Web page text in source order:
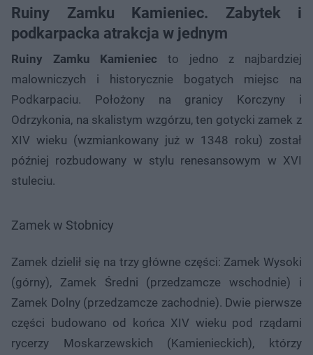
Ruiny Zamku Kamieniec. Zabytek i
podkarpacka atrakcja w jednym
Ruiny Zamku Kamieniec to jedno z najbardziej
malowniczych i historycznie bogatych miejsc na
Podkarpaciu. Położony na granicy Korczyny i
Odrzykonia, na skalistym wzgórzu, ten gotycki zamek z
XIV wieku (wzmiankowany już w 1348 roku) został
później rozbudowany w stylu renesansowym w XVI
stuleciu.
Zamek w Stobnicy
Zamek dzielił się na trzy główne części: Zamek Wysoki
(górny), Zamek Średni (przedzamcze wschodnie) i
Zamek Dolny (przedzamcze zachodnie). Dwie pierwsze
części budowano od końca XIV wieku pod rządami
rycerzy Moskarzewskich (Kamienieckich), którzy